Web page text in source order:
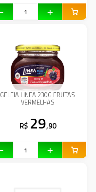
GELEIA LINEA 230G FRUTAS
VERMELHAS
R$ 29,90